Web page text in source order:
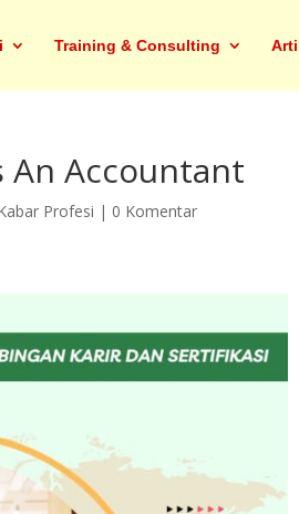
Training & Consulting
An Accountant
Profesi | 0 Komentar